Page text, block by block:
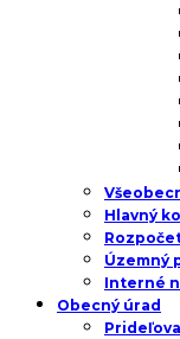
Hlavný
Územný
Interné
Obecný úrad